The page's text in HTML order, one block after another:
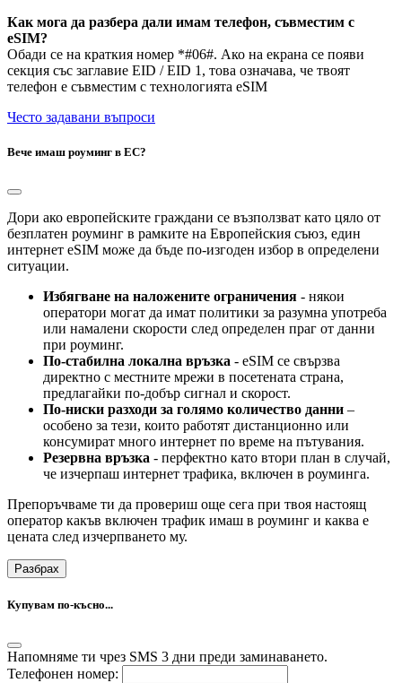
Как мога да разбера дали имам телефон, съвместим с
eSIM?
Обади се на краткия номер *#06#. Ако на екрана се появи
секция със заглавие EID / EID 1, това означава, че твоят
телефон е съвместим с технологията eSIM
Често задавани въпроси
Вече имаш роуминг в ЕС?
Дори ако европейските граждани се възползват като цяло от
безплатен роуминг в рамките на Европейския съюз, един
интернет eSIM може да бъде по-изгоден избор в определени
ситуации.
Избягване на наложените ограничения - някои
оператори могат да имат политики за разумна употреба
или намалени скорости след определен праг от данни
при роуминг.
По-стабилна локална връзка - eSIM се свързва
директно с местните мрежи в посетената страна,
предлагайки по-добър сигнал и скорост.
По-ниски разходи за голямо количество данни –
особено за тези, които работят дистанционно или
консумират много интернет по време на пътувания.
Резервна връзка - перфектно като втори план в случай,
че изчерпаш интернет трафика, включен в роуминга.
Препоръчваме ти да провериш още сега при твоя настоящ
оператор какъв включен трафик имаш в роуминг и каква е
цената след изчерпването му.
Разбрах
Купувам по-късно...
Напомняме ти чрез SMS 3 дни преди заминаването.
Телефонен номер: